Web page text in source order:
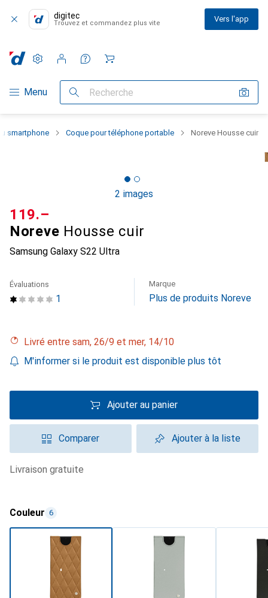
digitec
Trouvez et commandez plus vite Vers l'app
Navigation par catégorie
Menu Recherche
Paramètres
Compte client
Listes de comparaison
Listes d'envies
Panier
smartphone Coque pour téléphone portable Noreve Housse cuir
2 images
Noreve Housse cuir
Samsung Galaxy S22 Ultra
CHF
119.–
1
Évaluations Marque
Plus de produits Noreve
Livré entre sam, 26/9 et mer, 14/10
M'informer si le produit est disponible plus tôt
Ajouter au panier
Comparer Ajouter à la liste
livraison gratuite
Couleur 6